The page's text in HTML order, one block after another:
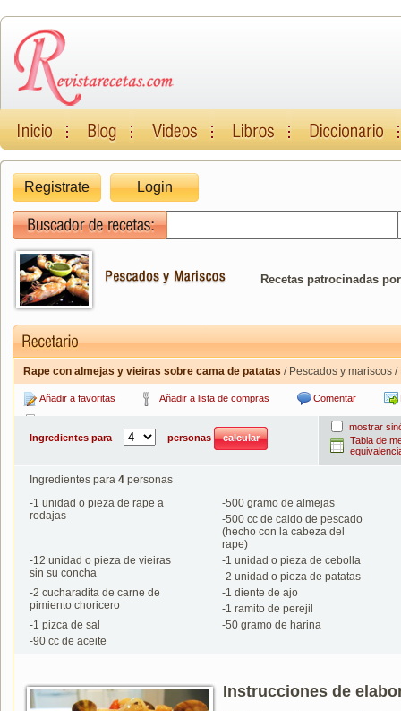
Registrate Login
Recetas patrocinadas
Rape con almejas y vieiras sobre cama de patatas / Pescados y mariscos /
Añadir a favoritas Añadir a lista de compras Comentar
Ingredientes para
personas
mostrar
Tabla de
Ingredientes para 4 personas
-1 unidad o pieza de rape a
rodajas
-500 gramo de almejas
-500 cc de caldo de pescado
(hecho con la cabeza del
rape)
-12 unidad o pieza de vieiras
sin su concha
-1 unidad o pieza de cebolla
-2 unidad o pieza de patatas
-2 cucharadita de carne de
pimiento choricero
-1 diente de ajo
-1 ramito de perejil
-1 pizca de sal -50 gramo de harina
-90 cc de aceite
Instrucciones de